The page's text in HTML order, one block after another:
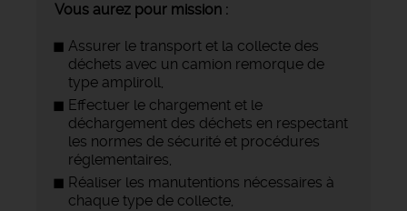
Vous aurez pour mission :
Assurer le transport et la collecte des
déchets avec un camion remorque de
type ampliroll,
Effectuer le chargement et le
déchargement des déchets en respectant
les normes de sécurité et procédures
réglementaires,
Réaliser les manutentions nécessaires à
chaque type de collecte,